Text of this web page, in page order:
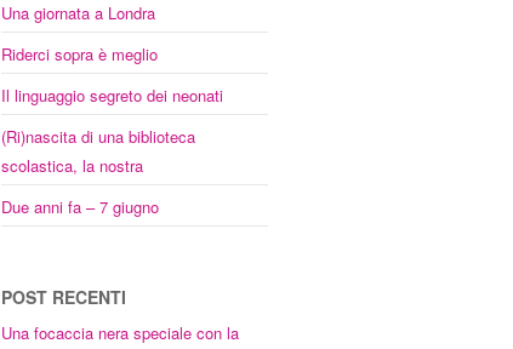
Una giornata a Londra
Riderci sopra è meglio
Il linguaggio segreto dei neonati
(Ri)nascita di una biblioteca
scolastica, la nostra
Due anni fa – 7 giugno
POST RECENTI
Una focaccia nera speciale con la